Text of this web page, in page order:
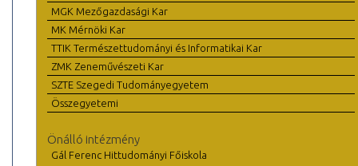
MGK Mezőgazdasági Kar
MK Mérnöki Kar
TTIK Természettudományi és Informatikai Kar
ZMK Zeneművészeti Kar
SZTE Szegedi Tudományegyetem
Összegyetemi
Önálló intézmény
Gál Ferenc Hittudományi Főiskola